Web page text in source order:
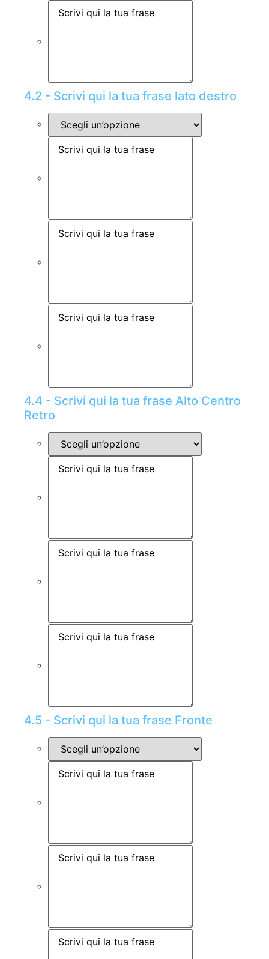
4.2 - Scrivi qui la tua frase lato destro
4.4 - Scrivi qui la tua frase Alto Centro
Retro
4.5 - Scrivi qui la tua frase Fronte